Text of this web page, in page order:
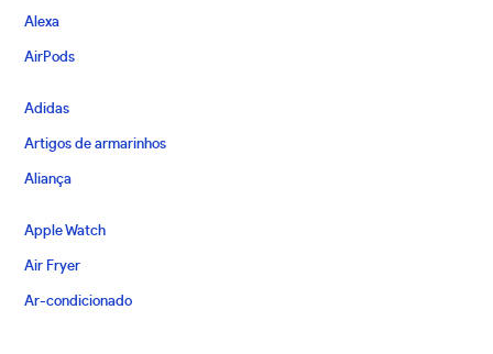
Alexa
AirPods
Adidas
Artigos de armarinhos
Aliança
Apple Watch
Air Fryer
Ar-condicionado